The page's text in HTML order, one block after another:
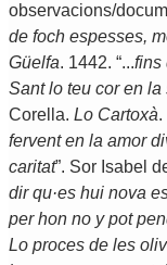
observacions/
de foch espesses,
Güelfa. 1442. “...fins
Sant lo teu cor en
Corella. Lo Cartoxà.
fervent en la amor
caritat”. Sor Isabel
dir qu·es hui nova
per hon no y pot
Lo proces de les